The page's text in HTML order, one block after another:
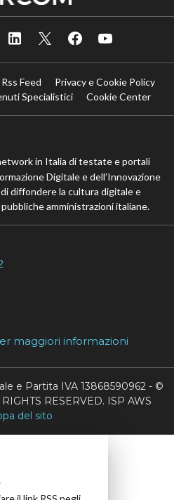
Specialistici
diffondere la cultura digitale e
maggiori informazioni